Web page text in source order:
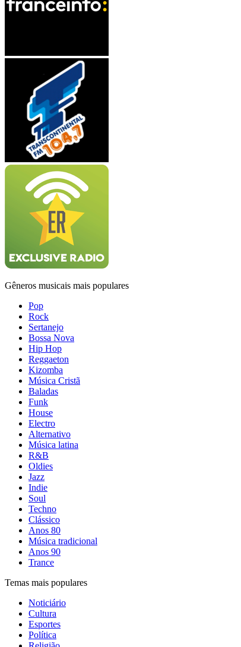
Gêneros musicais mais populares
Pop
Rock
Sertanejo
Bossa Nova
Hip Hop
Reggaeton
Kizomba
Música Cristã
Baladas
Funk
House
Electro
Alternativo
Música latina
R&B
Oldies
Jazz
Indie
Soul
Techno
Clássico
Anos 80
Música tradicional
Anos 90
Trance
Temas mais populares
Noticiário
Cultura
Esportes
Política